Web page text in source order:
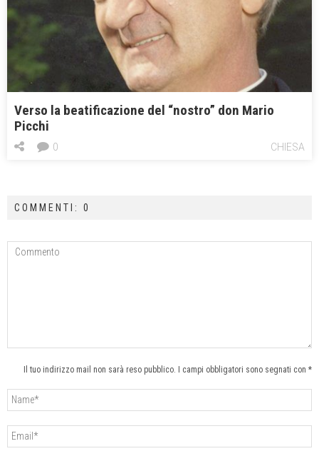
Verso la beatificazione del “nostro” don Mario
Picchi
CHIESA
0
COMMENTI: 0
Il tuo indirizzo mail non sarà reso pubblico. I campi obbligatori sono segnati con *